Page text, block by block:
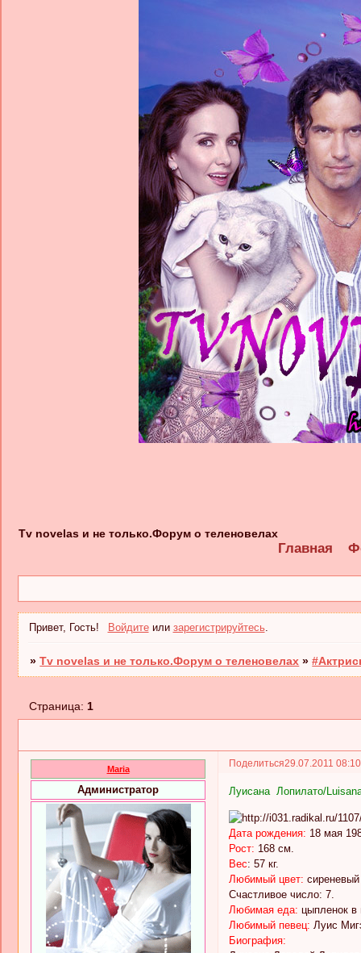
Tv novelas и не только.Форум о теленовелах
Главная
Привет, Гость! Войдитеили зарегистрируйтесь.
»Tv novelas и не только.Форум о теленовелах »
Страница:1
Поделиться29.07.2011
Maria
Администратор Луисана Лопилато/
Дата рождения: 18 мая
Рост: 168 см.
Вес: 57 кг.
Любимый цвет:
Счастливое число: 7.
Любимая еда: цыпленок в
Любимый певец: Луис
Биография: